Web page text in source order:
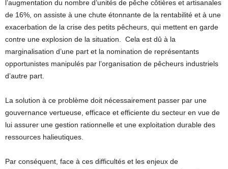
l’augmentation du nombre d’unités de pêche côtières et artisanales
de 16%, on assiste à une chute étonnante de la rentabilité et à une
exacerbation de la crise des petits pêcheurs, qui mettent en garde
contre une explosion de la situation. Cela est dû à la
marginalisation d’une part et la nomination de représentants
opportunistes manipulés par l’organisation de pêcheurs industriels
d’autre part.
La solution à ce problème doit nécessairement passer par une
gouvernance vertueuse, efficace et efficiente du secteur en vue de
lui assurer une gestion rationnelle et une exploitation durable des
ressources halieutiques.
Par conséquent, face à ces difficultés et les enjeux de